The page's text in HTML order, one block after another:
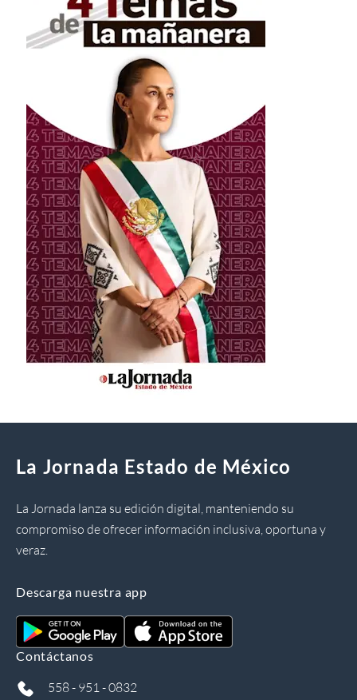
La Jornada Estado de México
La Jornada lanza su edición digital, manteniendo su
compromiso de ofrecer información inclusiva, oportuna y
veraz.
Descarga nuestra app
Contáctanos
558 - 951 - 0832